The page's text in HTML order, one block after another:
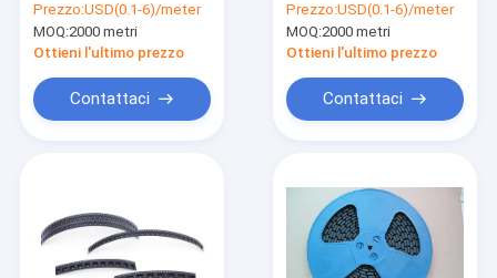
Chi siamo
del trasportatore del
PC per il
trasformatore
Prezzo:USD(0.1-6)/meter
MOQ:2000 metri
Ottieni l'ultimo prezzo
Contattaci
antistatico del
nastro del
trasportatore
Prezzo:USD(0.1-6)/meter
MOQ:2000 metri
Ottieni l'ultimo prezzo
Contattaci